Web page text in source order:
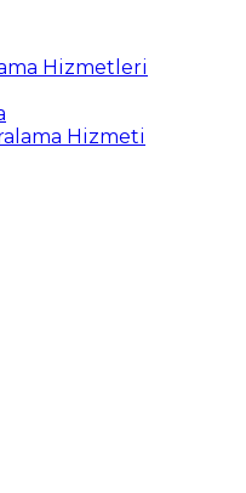
Hizmetleri
Hizmeti